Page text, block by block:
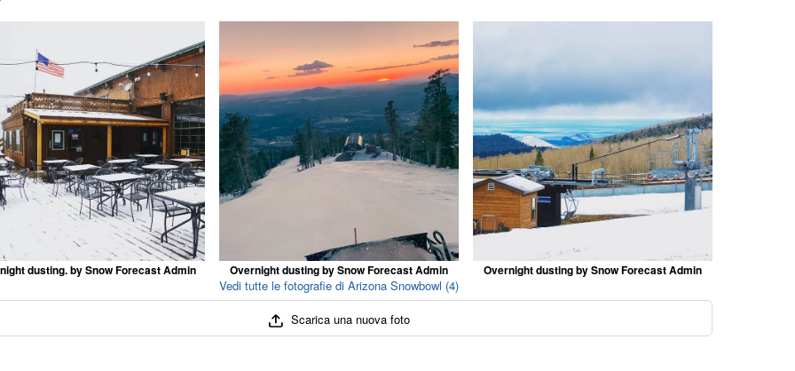
dusting. by Snow Forecast Admin Overnight dusting by Snow Forecast Admin Overnight dusting by Snow Forecast Admin
Vedi tutte le fotografie di Arizona Snowbowl (4)
Scarica una nuova foto